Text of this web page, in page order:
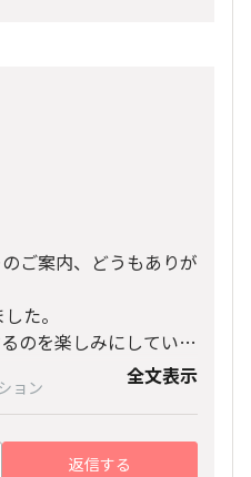
スタンプやメッセー
助かります🙇✨
！）のグループLINEが
、ホノルルマラソン＆
しているグループにな
ご検討の程、よろしく
ご案内、どうもありが
た。
のを楽しみにしていま
す。
ョン 全文表示
返信する